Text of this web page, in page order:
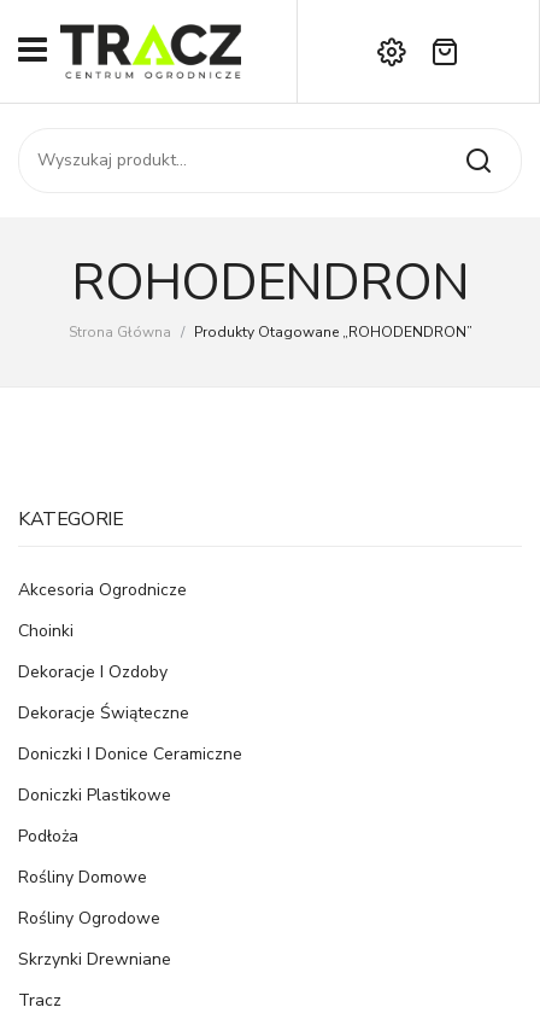
START
SKLEP
AKTUALNOŚCI
Kontakt
Brak produktów w koszyku.
ROHODENDRON
Strona Główna / Produkty Otagowane „ROHODENDRON”
KATEGORIE
Akcesoria Ogrodnicze
Choinki
Dekoracje I Ozdoby
Dekoracje Świąteczne
Doniczki I Donice Ceramiczne
Doniczki Plastikowe
Podłoża
Rośliny Domowe
Rośliny Ogrodowe
Skrzynki Drewniane
Tracz